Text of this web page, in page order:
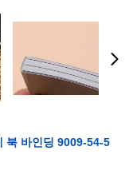
북 바인딩 9009-54-5